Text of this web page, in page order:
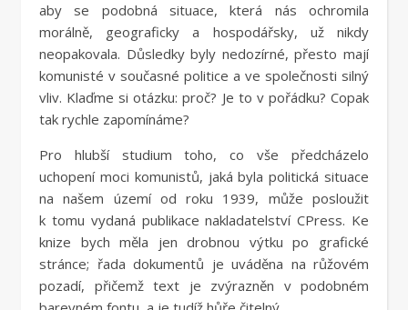
aby se podobná situace, která nás ochromila
morálně, geograficky a hospodářsky, už nikdy
neopakovala. Důsledky byly nedozírné, přesto mají
komunisté v současné politice a ve společnosti silný
vliv. Klaďme si otázku: proč? Je to v pořádku? Copak
tak rychle zapomínáme?
Pro hlubší studium toho, co vše předcházelo
uchopení moci komunistů, jaká byla politická situace
na našem území od roku 1939, může posloužit
k tomu vydaná publikace nakladatelství CPress. Ke
knize bych měla jen drobnou výtku po grafické
stránce; řada dokumentů je uváděna na růžovém
pozadí, přičemž text je zvýrazněn v podobném